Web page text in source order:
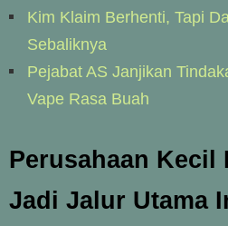
Kim Klaim Berhenti, Tapi
Sebaliknya
Pejabat AS Janjikan
Vape Rasa Buah
Perusahaan Kecil
Jadi Jalur Utama